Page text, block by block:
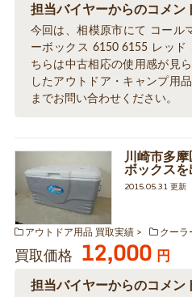
担当バイヤーからのコメン
今回は、相模原市にて コール
ーボックス 6150 6155 レッド
ちらは中古相応の使用感が見
したアウトドア・キャンプ用
までお問い合わせください。
川崎市多
ボックスを
2015.05.31 更新
アウトドア用品 買取実績 クーラ
買取価格 12,000 円
担当バイヤーからのコメン